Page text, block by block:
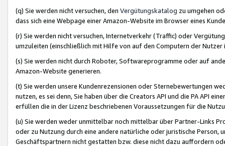
(q) Sie werden nicht versuchen, den Vergütungskatalog zu umgehen
dass sich eine Webpage einer Amazon-Website im Browser eines
(r) Sie werden nicht versuchen, Internetverkehr (Traffic) oder
umzuleiten (einschließlich mit Hilfe von auf den Computern der
(s) Sie werden nicht durch Roboter, Softwareprogramme oder auf
Amazon-Website generieren.
(t) Sie werden unsere Kundenrezensionen oder Sternebewertungen
nutzen, es sei denn, Sie haben über die Creators API und die PA API
erfüllen die in der Lizenz beschriebenen Voraussetzungen für die
(u) Sie werden weder unmittelbar noch mittelbar über Partner-Links
oder zu Nutzung durch eine andere natürliche oder juristische
Geschäftspartnern nicht gestatten bzw. diese nicht dazu auffordern